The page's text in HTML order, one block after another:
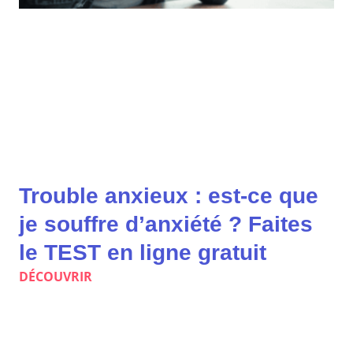
Trouble anxieux : est-ce que
je souffre d’anxiété ? Faites
le TEST en ligne gratuit
DÉCOUVRIR